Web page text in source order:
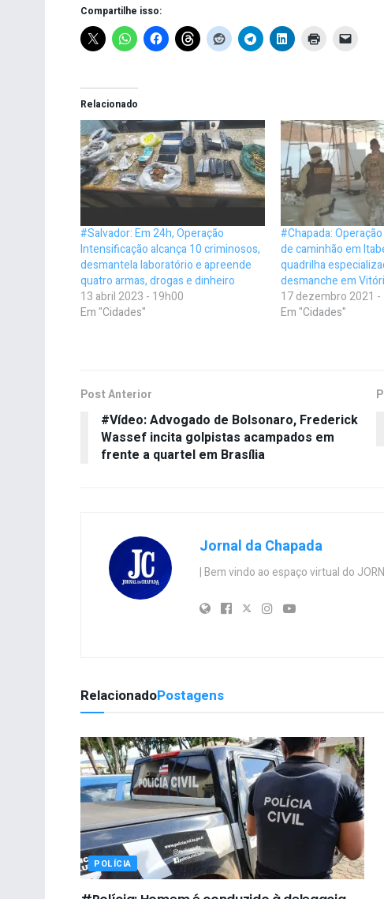
Compartilhe isso:
Relacionado
#Salvador: Em 24h, Operação
Intensificação alcança 10 criminosos,
desmantela laboratório e apreende
quatro armas, drogas e dinheiro
13 abril 2023 - 19h00
Em "Cidades"
#Chapada:
de caminhão em
quadrilha
desmanche em
17 dezembro 2021 -
Em "Cidades"
Post Anterior
#Vídeo: Advogado de Bolsonaro, Frederick
Wassef incita golpistas acampados em
frente a quartel em Brasília
Jornal da Chapada
| Bem vindo ao espaço virtual do
RelacionadoPostagens
POLÍCIA